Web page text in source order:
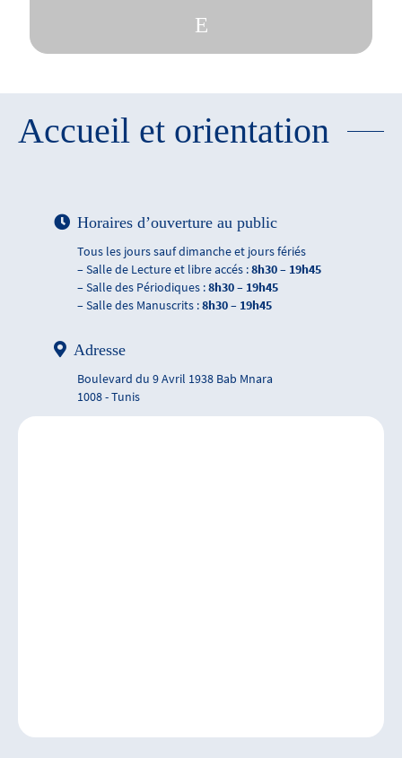
E
Accueil et orientation
Horaires d’ouverture au public
Tous les jours sauf dimanche et jours fériés
– Salle de Lecture et libre accés :8h30 – 19h45
– Salle des Périodiques :8h30 – 19h45
– Salle des Manuscrits :8h30 – 19h45
Adresse
Boulevard du 9 Avril 1938 Bab Mnara
1008 - Tunis